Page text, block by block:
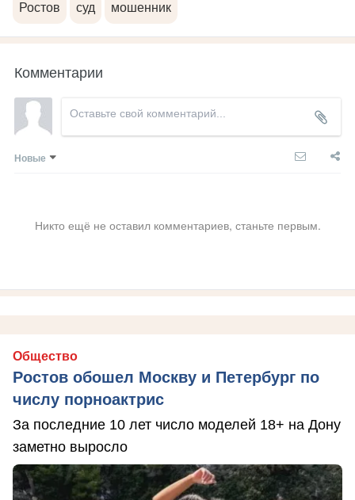
Ростов суд мошенник
Комментарии
Новые
Никто ещё не оставил комментариев, станьте первым.
Общество
Ростов обошел Москву и Петербург по
числу порноактрис
За последние 10 лет число моделей 18+ на Дону
заметно выросло